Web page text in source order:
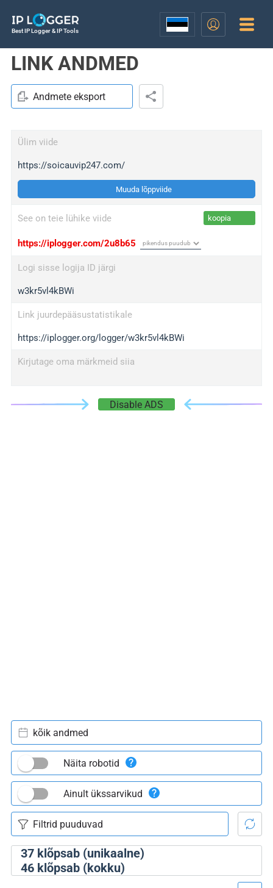
Best IP Logger & IP Tools
LINK ANDMED
Andmete eksport
Ülim viide
https://soicauvip247.com/
Muuda lõppviide
See on teie lühike viide koopia
https://iplogger.com/2u8b65
Logi sisse logija ID järgi
w3kr5vl4kBWi
Link juurdepääsustatistikale
https://iplogger.org/logger/w3kr5vl4kBWi
Kirjutage oma märkmeid siia
Disable ADS
37klõpsab (unikaalne)
46klõpsab (kokku)
kõik andmed
Näita robotid
Ainult ükssarvikud